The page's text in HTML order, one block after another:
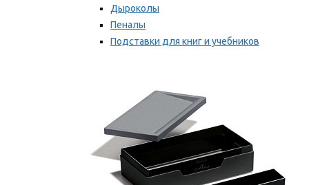
Дыроколы
Пеналы
Подставки для книг и учебников